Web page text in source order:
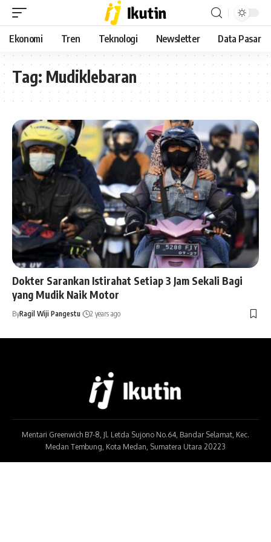
Ekonomi Tren Teknologi Newsletter Data Pasar
Tag: Mudiklebaran
Dokter Sarankan Istirahat Setiap 3 Jam Sekali Bagi
yang Mudik Naik Motor
ByRagil Wiji Pangestu 2 years ago
Mentari Greenwich B7-8, Jl. Letda Sujono No.64, Bandar Selamat, Kec.
Medan Tembung, Kota Medan, Sumatera Utara 20223